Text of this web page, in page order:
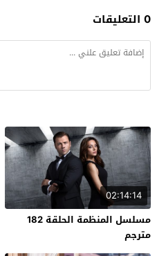
0 التعليقات
02:14:14
مسلسل المنظمة الحلقة 182
مترجم